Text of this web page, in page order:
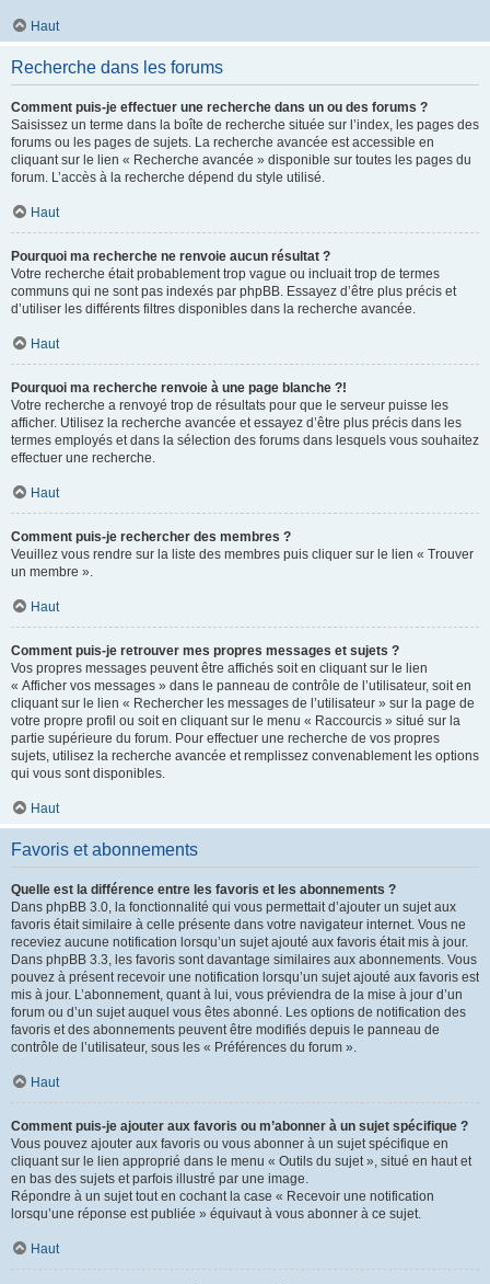
Haut
Recherche dans les forums
Comment puis-je effectuer une recherche dans un ou des forums ?
Saisissez un terme dans la boîte de recherche située sur l’index, les pages des
forums ou les pages de sujets. La recherche avancée est accessible en
cliquant sur le lien « Recherche avancée » disponible sur toutes les pages du
forum. L’accès à la recherche dépend du style utilisé.
Haut
Pourquoi ma recherche ne renvoie aucun résultat ?
Votre recherche était probablement trop vague ou incluait trop de termes
communs qui ne sont pas indexés par phpBB. Essayez d’être plus précis et
d’utiliser les différents filtres disponibles dans la recherche avancée.
Haut
Pourquoi ma recherche renvoie à une page blanche ?!
Votre recherche a renvoyé trop de résultats pour que le serveur puisse les
afficher. Utilisez la recherche avancée et essayez d’être plus précis dans les
termes employés et dans la sélection des forums dans lesquels vous souhaitez
effectuer une recherche.
Haut
Comment puis-je rechercher des membres ?
Veuillez vous rendre sur la liste des membres puis cliquer sur le lien « Trouver
un membre ».
Haut
Comment puis-je retrouver mes propres messages et sujets ?
Vos propres messages peuvent être affichés soit en cliquant sur le lien
« Afficher vos messages » dans le panneau de contrôle de l’utilisateur, soit en
cliquant sur le lien « Rechercher les messages de l’utilisateur » sur la page de
votre propre profil ou soit en cliquant sur le menu « Raccourcis » situé sur la
partie supérieure du forum. Pour effectuer une recherche de vos propres
sujets, utilisez la recherche avancée et remplissez convenablement les options
qui vous sont disponibles.
Haut
Favoris et abonnements
Quelle est la différence entre les favoris et les abonnements ?
Dans phpBB 3.0, la fonctionnalité qui vous permettait d’ajouter un sujet aux
favoris était similaire à celle présente dans votre navigateur internet. Vous ne
receviez aucune notification lorsqu’un sujet ajouté aux favoris était mis à jour.
Dans phpBB 3.3, les favoris sont davantage similaires aux abonnements. Vous
pouvez à présent recevoir une notification lorsqu’un sujet ajouté aux favoris est
mis à jour. L’abonnement, quant à lui, vous préviendra de la mise à jour d’un
forum ou d’un sujet auquel vous êtes abonné. Les options de notification des
favoris et des abonnements peuvent être modifiés depuis le panneau de
contrôle de l’utilisateur, sous les « Préférences du forum ».
Haut
Comment puis-je ajouter aux favoris ou m’abonner à un sujet spécifique ?
Vous pouvez ajouter aux favoris ou vous abonner à un sujet spécifique en
cliquant sur le lien approprié dans le menu « Outils du sujet », situé en haut et
en bas des sujets et parfois illustré par une image.
Répondre à un sujet tout en cochant la case « Recevoir une notification
lorsqu’une réponse est publiée » équivaut à vous abonner à ce sujet.
Haut